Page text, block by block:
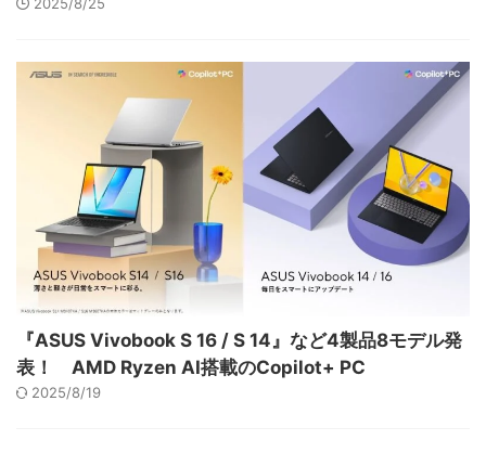
2025/8/25
『ASUS Vivobook S 16 / S 14』など4製品8モデル発
表！ AMD Ryzen AI搭載のCopilot+ PC
2025/8/19